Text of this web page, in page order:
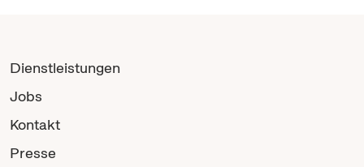
Dienstleistungen
Jobs
Kontakt
Presse